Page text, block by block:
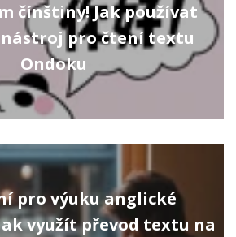
čínštiny! Jak používat
pro čtení textu
Ondoku
pro výuku anglické
využít převod textu na